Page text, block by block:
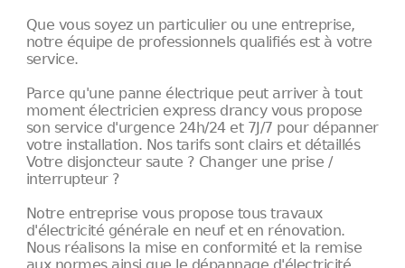
Que vous soyez un particulier ou une entreprise,
notre équipe de professionnels qualifiés est à votre
service.
Parce qu'une panne électrique peut arriver à tout
moment électricien express drancy vous propose
son service d'urgence 24h/24 et 7J/7 pour dépanner
votre installation. Nos tarifs sont clairs et détaillés
Votre disjoncteur saute ? Changer une prise /
interrupteur ?
Notre entreprise vous propose tous travaux
d'électricité générale en neuf et en rénovation.
Nous réalisons la mise en conformité et la remise